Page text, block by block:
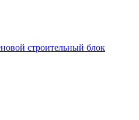
строительный блок